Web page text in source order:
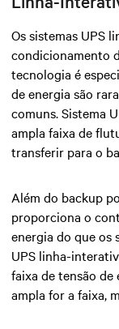
Os sistemas UPS
condicionamento
tecnologia é
de energia são
comuns. Sistema
ampla faixa de
transferir para o
Além do backup
proporciona o
energia do que os
UPS linha-
faixa de tensão de
ampla for a faixa,